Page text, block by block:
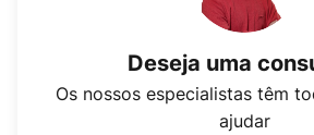
Deseja uma
Os nossos especialistas têm
ajudar